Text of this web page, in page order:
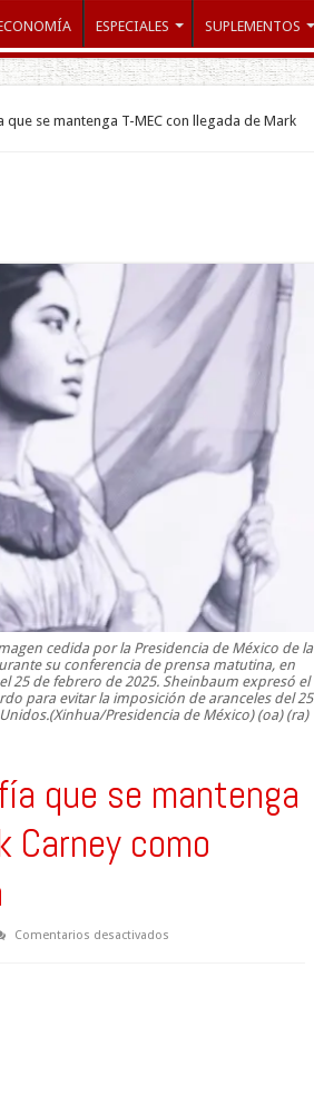
ESPECIALES SUPLEMENTOS
se mantenga T-MEC con llegada de Mark
cedida por la Presidencia de México de la
su conferencia de prensa matutina, en
25 de febrero de 2025. Sheinbaum expresó el
para evitar la imposición de aranceles del 25
Presidencia de México) (oa) (ra)
que se mantenga
Carney como
Comentarios desactivadosen